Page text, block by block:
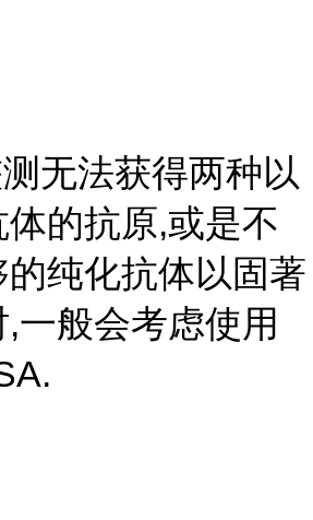
无法获得两种以
体的抗原,或是不
纯化抗体以固著
一般会考虑使用